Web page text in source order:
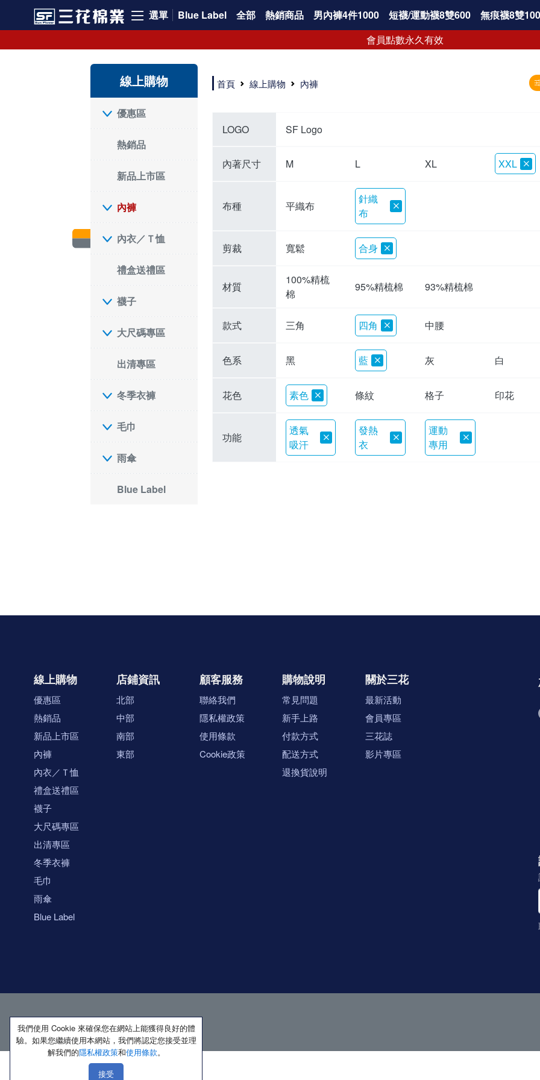
選單 Blue Label 全部 熱銷商品 男內褲4件1000 短襪/運動襪8雙600 無痕襪8雙
會員點數永久有效
線上購物
優惠區
熱銷品
新品上市區
內褲
內衣／Ｔ恤
禮盒送禮區
襪子
大尺碼專區
出清專區
冬季衣褲
毛巾
雨傘
Blue Label
選擇內褲、平口褲、純棉內褲首重品質。舒適、透氣的內褲、平口褲、純棉內褲能影響健康，須謹慎挑選。三花內褲透氣不悶，值得信賴！
三花內褲、平口褲、純棉內褲50年來持續升級，符合人體工學設計，柔軟無勒痕的鬆緊帶。三花內褲是肌膚好友，口碑熱銷！
選擇內褲首重品質。三花內褲50年來不斷升級，證明其卓越品質。符合人體工學剪裁，柔軟無痕鬆緊帶，是必買首選。兼具品質與外型，與肌膚零感接觸，穿著舒適，看來有質感。三花內褲設計獨特，質料優良，專業剪裁，呵護肌膚。新鮮高品質棉材製成，多款選擇，耐洗耐穿，三花內褲絕對首選。
"內褲購買及使用經驗網友來信分享 近年來，我經常在大型連鎖賣場如佳瑪、美華泰等地看到三花內褲的展示。最近一兩年，甚至百貨公司及街頭店鋪都開始大量出現三花專櫃或專賣店。我猜測，這應該是三花在營運策略上的調整，才使得這些改變成為現實。 本來，三花內褲一直是消費者選購內褲時的熱門選項之一。內褲櫃點的增多使我更加注意到這個品牌，因此我在選購內褲時，特意多研究了一下三花內褲的設計。 先從內褲外層包裝談起，有些內褲有PP袋包裝，有些則沒有。雖然這是一件小事，但我發現朋友們中有人會介意內褲包裝沒有PP袋。他們認為沒有PP袋會使包裝不夠精美。對我來說，有PP袋確實能提升包裝的精緻度，但內褲不裝PP袋其實也算是環保。所以，這就看每個人對內褲包裝的需求和感受了。 每次購買內褲時，我都會特別帶一件五片式剪裁的內褲。三花的平口內褲被稱為全國第一件五片式剪裁內褲，這話應該不是隨便說說的，畢竟三花是一個擁有超過50年歷史的老品牌，專注於研發和改良內褲。當初，我覺得這種設計有些花俏，只是圖個新鮮買來試試，結果發現內褲多一片真的有其優勢，尤其是減少了內褲卡屁的次數。雖然這個狀況不可能完全消失，但大大增加了穿著的舒適度。 三花內褲的價格也在我能接受的範圍內，因此它逐漸成為我的心頭好。此外，內褲選購時的另一個重要因素是鬆緊帶。看內褲是否舊了，第一眼通常看鬆緊帶。故意或不小心露出內褲褲頭的時候，印象分數也是由鬆緊帶決定的。 很多內褲品牌強調鬆緊帶的造型及花樣，這類內褲非常適合一些特殊場合，如單身聯誼或約會時穿著，能夠加分不少。日常使用的內褲則建議選擇鬆緊帶不易鬆垮的，花樣其次。三花特別強調內褲鬆緊帶的耐洗度，而其他品牌鮮少提及這一點。 分場合選擇內褲是我的習慣。特殊場合內褲要講究一點，但平日則需要選擇鬆緊帶有保障的內褲。畢竟，內褲是每天陪伴我們超過12個小時的衣物，找到適合自己且耐洗耐穿高CP值的內褲才是最明智的選擇。 內褲畢竟是消耗品，定期更換非常重要。如果內褲沾染到髒污或處於潮濕的環境，就不應該撐太久。這是因為內褲長期接觸身體的重要部位，所以選擇和保養都要謹慎。 以上是我個人的內褲使用分享，並非業配，不代表任何人的立場。內褲還是要以自身體驗最為準確。希望大家都能找到適合自己的內褲，並多多支持台灣品牌。"
首頁 線上購物 內褲
LOGO SF Logo
內著尺寸 M L XL XXL
布種 平織布
針織
布
剪裁 寬鬆 合身
材質
100%精梳
棉
95%精梳棉 93%精梳棉
款式 三角 四角 中腰
色系 黑 藍 灰 白
花色 素色 條紋 格子 印花
功能
透氣
吸汗
發熱
衣
運動
專用
線上購物
優惠區
熱銷品
新品上市區
內褲
內衣／Ｔ恤
禮盒送禮區
襪子
大尺碼專區
出清專區
冬季衣褲
毛巾
雨傘
Blue Label
店鋪資訊
北部
中部
南部
東部
顧客服務
聯絡我們
隱私權政策
使用條款
Cookie政策
購物說明
常見問題
新手上路
付款方式
配送方式
退換貨說明
關於三花
最新活動
會員專區
三花誌
影片專區
著作權所有 保留一切權利
我們使用 Cookie 來確保您在網站上能獲得良好的體
驗。如果您繼續使用本網站，我們將認定您接受並理
解我們的隱私權政策和使用條款。
接受